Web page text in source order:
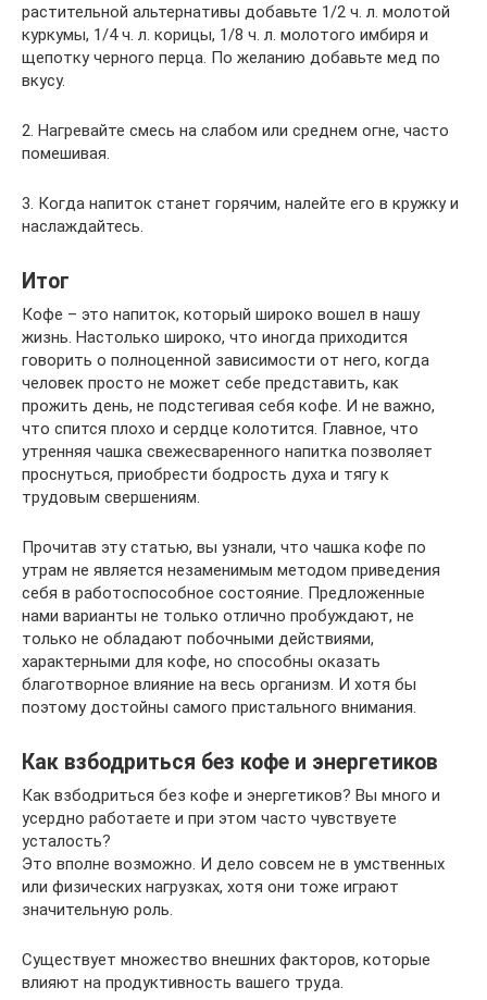
растительной альтернативы добавьте 1/2 ч. л. молотой
куркумы, 1/4 ч. л. корицы, 1/8 ч. л. молотого имбиря и
щепотку черного перца. По желанию добавьте мед по
вкусу.
2. Нагревайте смесь на слабом или среднем огне, часто
помешивая.
3. Когда напиток станет горячим, налейте его в кружку и
наслаждайтесь.
Итог
Кофе – это напиток, который широко вошел в нашу
жизнь. Настолько широко, что иногда приходится
говорить о полноценной зависимости от него, когда
человек просто не может себе представить, как
прожить день, не подстегивая себя кофе. И не важно,
что спится плохо и сердце колотится. Главное, что
утренняя чашка свежесваренного напитка позволяет
проснуться, приобрести бодрость духа и тягу к
трудовым свершениям.
Прочитав эту статью, вы узнали, что чашка кофе по
утрам не является незаменимым методом приведения
себя в работоспособное состояние. Предложенные
нами варианты не только отлично пробуждают, не
только не обладают побочными действиями,
характерными для кофе, но способны оказать
благотворное влияние на весь организм. И хотя бы
поэтому достойны самого пристального внимания.
Как взбодриться без кофе и энергетиков
Как взбодриться без кофе и энергетиков? Вы много и
усердно работаете и при этом часто чувствуете
усталость?
Это вполне возможно. И дело совсем не в умственных
или физических нагрузках, хотя они тоже играют
значительную роль.
Существует множество внешних факторов, которые
влияют на продуктивность вашего труда.